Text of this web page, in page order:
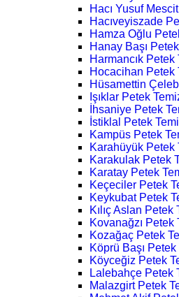
Hacı Yusuf
Hacıveyiszade
Hamza Oğlu
Hanay Başı
Harmancık
Hocacihan Petek
Hüsamettin
Işıklar Petek
İhsaniye Petek
İstiklal Petek
Kampüs Petek
Karahüyük Petek
Karakulak Petek
Karatay Petek
Keçeciler Petek
Keykubat Petek
Kılıç Aslan Petek
Kovanağzı Petek
Kozağaç Petek
Köprü Başı
Köyceğiz Petek
Lalebahçe Petek
Malazgirt Petek